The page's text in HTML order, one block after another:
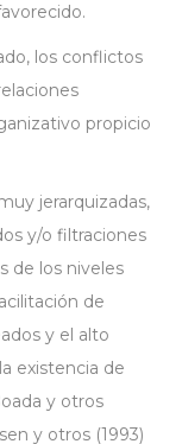
los conflictos
propicio
jerarquizadas,
y/o filtraciones
de los niveles
de
y el alto
existencia de
y otros
y otros (1993)